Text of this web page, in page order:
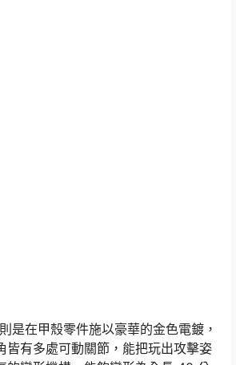
則是在甲殼零件施以豪華的金色電鍍，
皆有多處可動關節，能把玩出攻擊姿